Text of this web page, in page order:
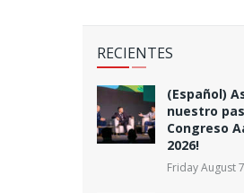
RECIENTES
(Español)
nuestro
Congreso
2026!
Friday August